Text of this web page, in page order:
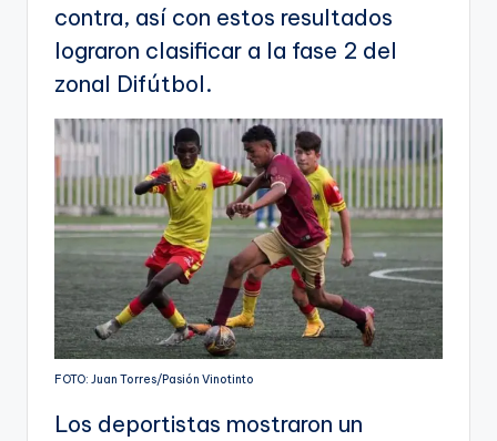
contra, así con estos resultados
lograron clasificar a la fase 2 del
zonal Difútbol.
FOTO: Juan Torres/Pasión Vinotinto
Los deportistas mostraron un